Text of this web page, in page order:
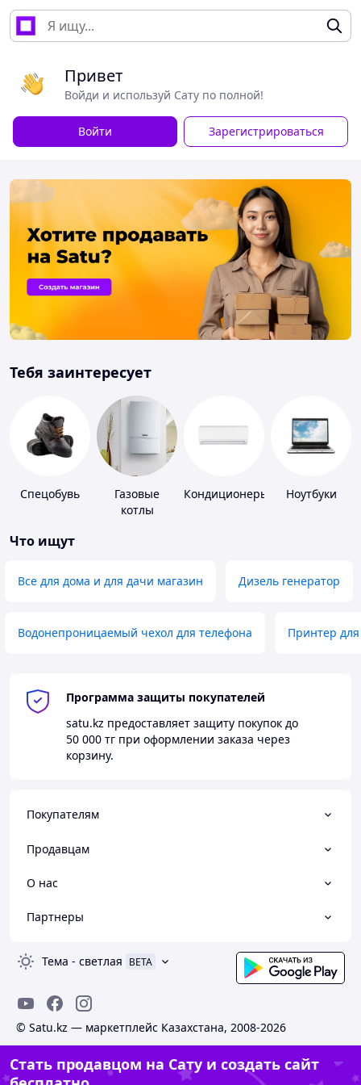
Привет
Войди и используй Сату по полной!
Войти Зарегистрироваться
Тебя заинтересует
Спецобувь
Газовые
котлы
Кондиционеры Ноутбуки
Что ищут
Все для дома и для дачи магазин Дизель генератор
Водонепроницаемый чехол для телефона Принтер
Программа защиты покупателей
satu.kz предоставляет защиту покупок до
50 000 тг при оформлении заказа через
корзину.
Покупателям
Продавцам
О нас
Партнеры
Тема - светлая BETA
© Satu.kz — маркетплейс Казахстана, 2008-2026
Стать продавцом на Сату и создать сайт